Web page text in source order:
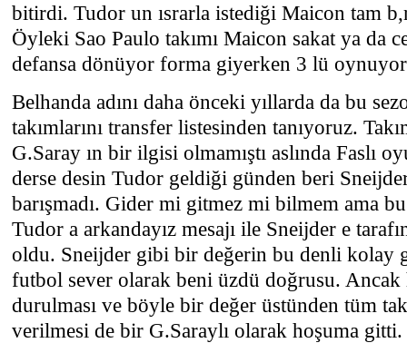
bitirdi. Tudor un ısrarla istediği Maicon tam
Öyleki Sao Paulo takımı Maicon sakat ya da
defansa dönüyor forma giyerken 3 lü
Belhanda adını daha önceki yıllarda da bu
takımlarını transfer listesinden tanıyoruz.
G.Saray ın bir ilgisi olmamıştı aslında Faslı
derse desin Tudor geldiği günden beri
barışmadı. Gider mi gitmez mi bilmem ama
Tudor a arkandayız mesajı ile Sneijder e
oldu. Sneijder gibi bir değerin bu denli kolay
futbol sever olarak beni üzdü doğrusu. Ancak
durulması ve böyle bir değer üstünden tüm
verilmesi de bir G.Saraylı olarak hoşuma gitti.